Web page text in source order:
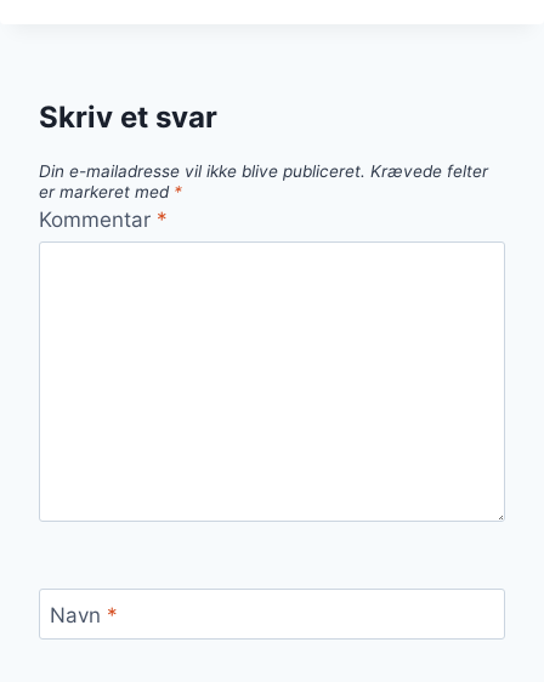
KARTOFFELMOS
Skriv et svar
Din e-mailadresse vil ikke blive publiceret. Krævede felter
er markeret med *
Kommentar *
Navn *